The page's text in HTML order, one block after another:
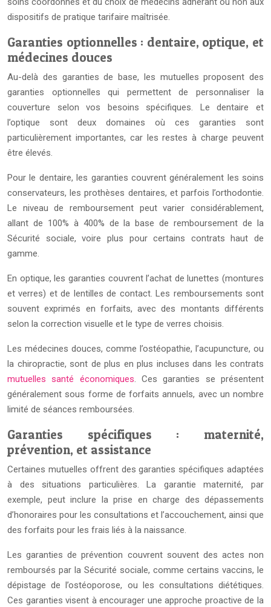
dispositifs de pratique tarifaire maîtrisée.
Garanties optionnelles : dentaire, optique, et
médecines douces
Au-delà des garanties de base, les mutuelles proposent des
garanties optionnelles qui permettent de personnaliser la
couverture selon vos besoins spécifiques. Le dentaire et
l’optique sont deux domaines où ces garanties sont
particulièrement importantes, car les restes à charge peuvent
être élevés.
Pour le dentaire, les garanties couvrent généralement les soins
conservateurs, les prothèses dentaires, et parfois l’orthodontie.
Le niveau de remboursement peut varier considérablement,
allant de 100% à 400% de la base de remboursement de la
Sécurité sociale, voire plus pour certains contrats haut de
gamme.
En optique, les garanties couvrent l’achat de lunettes (montures
et verres) et de lentilles de contact. Les remboursements sont
souvent exprimés en forfaits, avec des montants différents
selon la correction visuelle et le type de verres choisis.
Les médecines douces, comme l’ostéopathie, l’acupuncture, ou
la chiropractie, sont de plus en plus incluses dans les contrats
mutuelles santé économiques. Ces garanties se présentent
généralement sous forme de forfaits annuels, avec un nombre
limité de séances remboursées.
Garanties spécifiques : maternité,
prévention, et assistance
Certaines mutuelles offrent des garanties spécifiques adaptées
à des situations particulières. La garantie maternité, par
exemple, peut inclure la prise en charge des dépassements
d’honoraires pour les consultations et l’accouchement, ainsi que
des forfaits pour les frais liés à la naissance.
Les garanties de prévention couvrent souvent des actes non
remboursés par la Sécurité sociale, comme certains vaccins, le
dépistage de l’ostéoporose, ou les consultations diététiques.
Ces garanties visent à encourager une approche proactive de la